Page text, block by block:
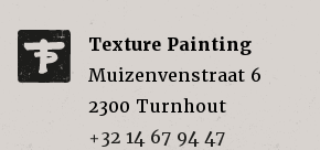
Texture Painting
Muizenvenstraat 6
2300 Turnhout
+32 14 67 94 47